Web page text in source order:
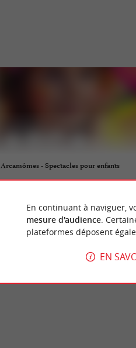
Arcamômes - Spectacles pour enfants
Arcachon
Théâtre
En continuant à naviguer,
mesure d'audience.
plateformes déposent
EN